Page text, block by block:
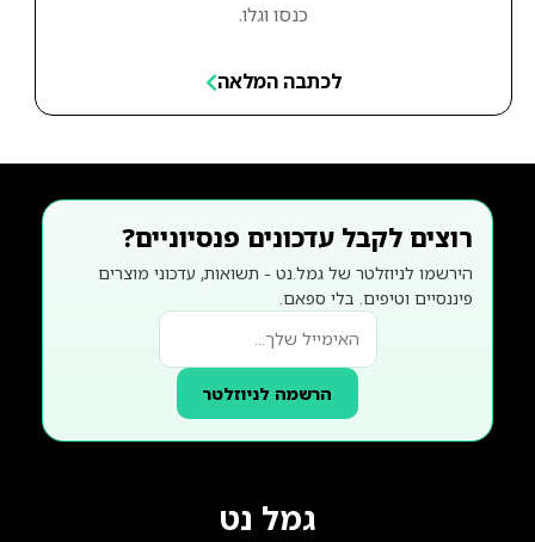
כנסו וגלו.
לכתבה המלאה
רוצים לקבל עדכונים פנסיוניים?
הירשמו לניוזלטר של גמל.נט - תשואות, עדכוני מוצרים
פיננסיים וטיפים. בלי ספאם.
הרשמה לניוזלטר
גמל נט